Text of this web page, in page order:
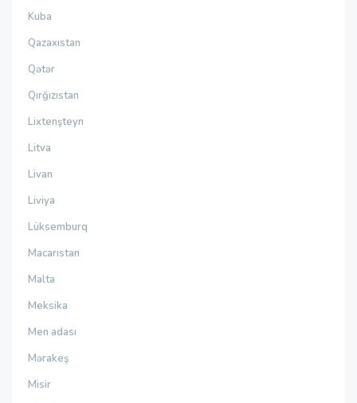
Kuba
Qazaxıstan
Qətər
Qırğızıstan
Lixtenşteyn
Litva
Livan
Liviya
Lüksemburq
Macarıstan
Malta
Meksika
Men adası
Mərakeş
Misir